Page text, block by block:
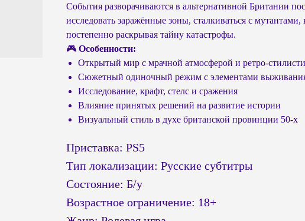
События разворачиваются в альтернативной Британии
исследовать заражённые зоны, сталкиваться с
постепенно раскрывая тайну катастрофы.
🎮 Особенности:
Открытый мир с мрачной атмосферой и ретро-
Сюжетный одиночный режим с элементами
Исследование, крафт, стелс и сражения
Влияние принятых решений на развитие истории
Визуальный стиль в духе британской провинции 50-х
Приставка: PS5
Тип локализации: Русские субтитры
Состояние: Б/у
Возрастное ограничение: 18+